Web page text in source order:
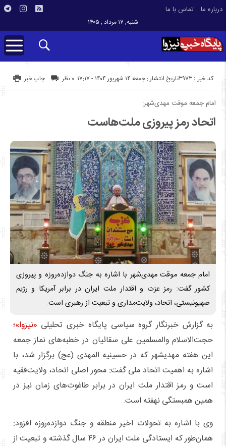
درباره ما تماس با ما
شنبه, ۱۷ مرداد , ۱۴۰۵
تاریخ انتشار : جمعه ۱۴ شهریور ۱۴۰۴ - ۱۷:۱۷ کد خبر : 3973 چاپ خبر ۰ نظر
امام جمعه موقت مهدی‌شهر:
اتحاد رمز پیروزی ملت‌هاست
امام جمعه موقت مهدی‌شهر با اشاره به جنگ دوازده‌روزه و پیروزی
کشور گفت: رمز عزت و اقتدار ملت ایران در برابر آمریکا و رژیم
صهیونیستی، اتحاد، ولایت‌مداری و تبعیت از رهبری است.
به گزارش خبرنگار گروه سیاسی پایگاه خبری تحلیلی «نیزوا»؛
حجت‌الاسلام والمسلمین علی سقائیان در خطبه‌های نماز جمعه
این هفته مهدیشهر که در حسینیه المهدی (عج) برگزار شد، با
اشاره به اهمیت اتحاد ملی گفت: محور اصلی اتحاد، ولایت‌فقیه
است و رمز اقتدار ملت ایران در برابر طاغوت‌های زمان نیز در
همین همبستگی نهفته است.
وی با اشاره به تحولات اخیر منطقه و جنگ دوازده‌روزه افزود:
همان‌طور که ایستادگی ملت ایران در ۴۶ سال گذشته و تبعیت از